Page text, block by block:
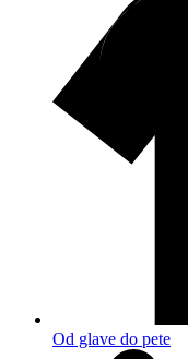
Od glave do pete